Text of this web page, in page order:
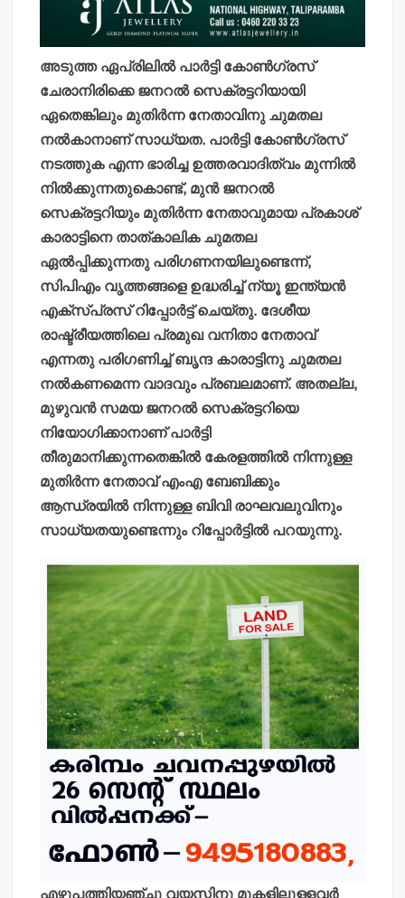
അടുത്ത ഏപ്രിലില്‍ പാര്‍ട്ടി കോണ്‍ഗ്രസ്
ചേരാനിരിക്കെ ജനറല്‍ സെക്രട്ടറിയായി
ഏതെങ്കിലും മുതിര്‍ന്ന നേതാവിനു ചുമതല
നല്‍കാനാണ് സാധ്യത. പാര്‍ട്ടി കോണ്‍ഗ്രസ്
നടത്തുക എന്ന ഭാരിച്ച ഉത്തരവാദിത്വം മുന്നില്‍
നില്‍ക്കുന്നതുകൊണ്ട്, മുന്‍ ജനറല്‍
സെക്രട്ടറിയും മുതിര്‍ന്ന നേതാവുമായ പ്രകാശ്
കാരാട്ടിനെ താത്കാലിക ചുമതല
ഏല്‍പ്പിക്കുന്നതു പരിഗണനയിലുണ്ടെന്ന്,
സിപിഎം വൃത്തങ്ങളെ ഉദ്ധരിച്ച് ന്യൂ ഇന്ത്യന്‍
എക്സ്പ്രസ് റിപ്പോര്‍ട്ട് ചെയ്തു. ദേശീയ
രാഷ്ട്രീയത്തിലെ പ്രമുഖ വനിതാ നേതാവ്
എന്നതു പരിഗണിച്ച് ബൃന്ദ കാരാട്ടിനു ചുമതല
നല്‍കണമെന്ന വാദവും പ്രബലമാണ്. അതല്ല,
മുഴുവന്‍ സമയ ജനറല്‍ സെക്രട്ടറിയെ
നിയോഗിക്കാനാണ് പാര്‍ട്ടി
തീരുമാനിക്കുന്നതെങ്കില്‍ കേരളത്തില്‍ നിന്നുള്ള
മുതിര്‍ന്ന നേതാവ് എംഎ ബേബിക്കും
ആന്ധ്രയില്‍ നിന്നുള്ള ബിവി രാഘവലുവിനും
സാധ്യതയുണ്ടെന്നും റിപ്പോര്‍ട്ടില്‍ പറയുന്നു.
എഴുപത്തിയഞ്ചു വയസ്സിനു മുകളിലുള്ളവര്‍